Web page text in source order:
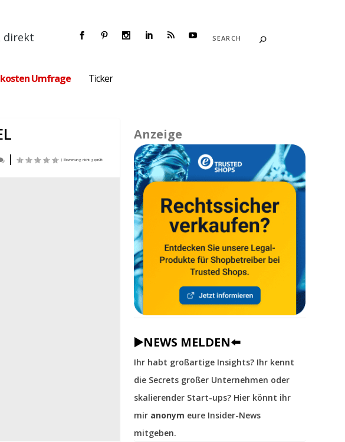
direkt
Umfrage Ticker
|
Anzeige
▶️NEWS MELDEN⬅️
Ihr habt großartige Insights? Ihr kennt
die Secrets großer Unternehmen oder
skalierender Start-ups? Hier könnt ihr
mir anonym eure Insider-News
mitgeben.